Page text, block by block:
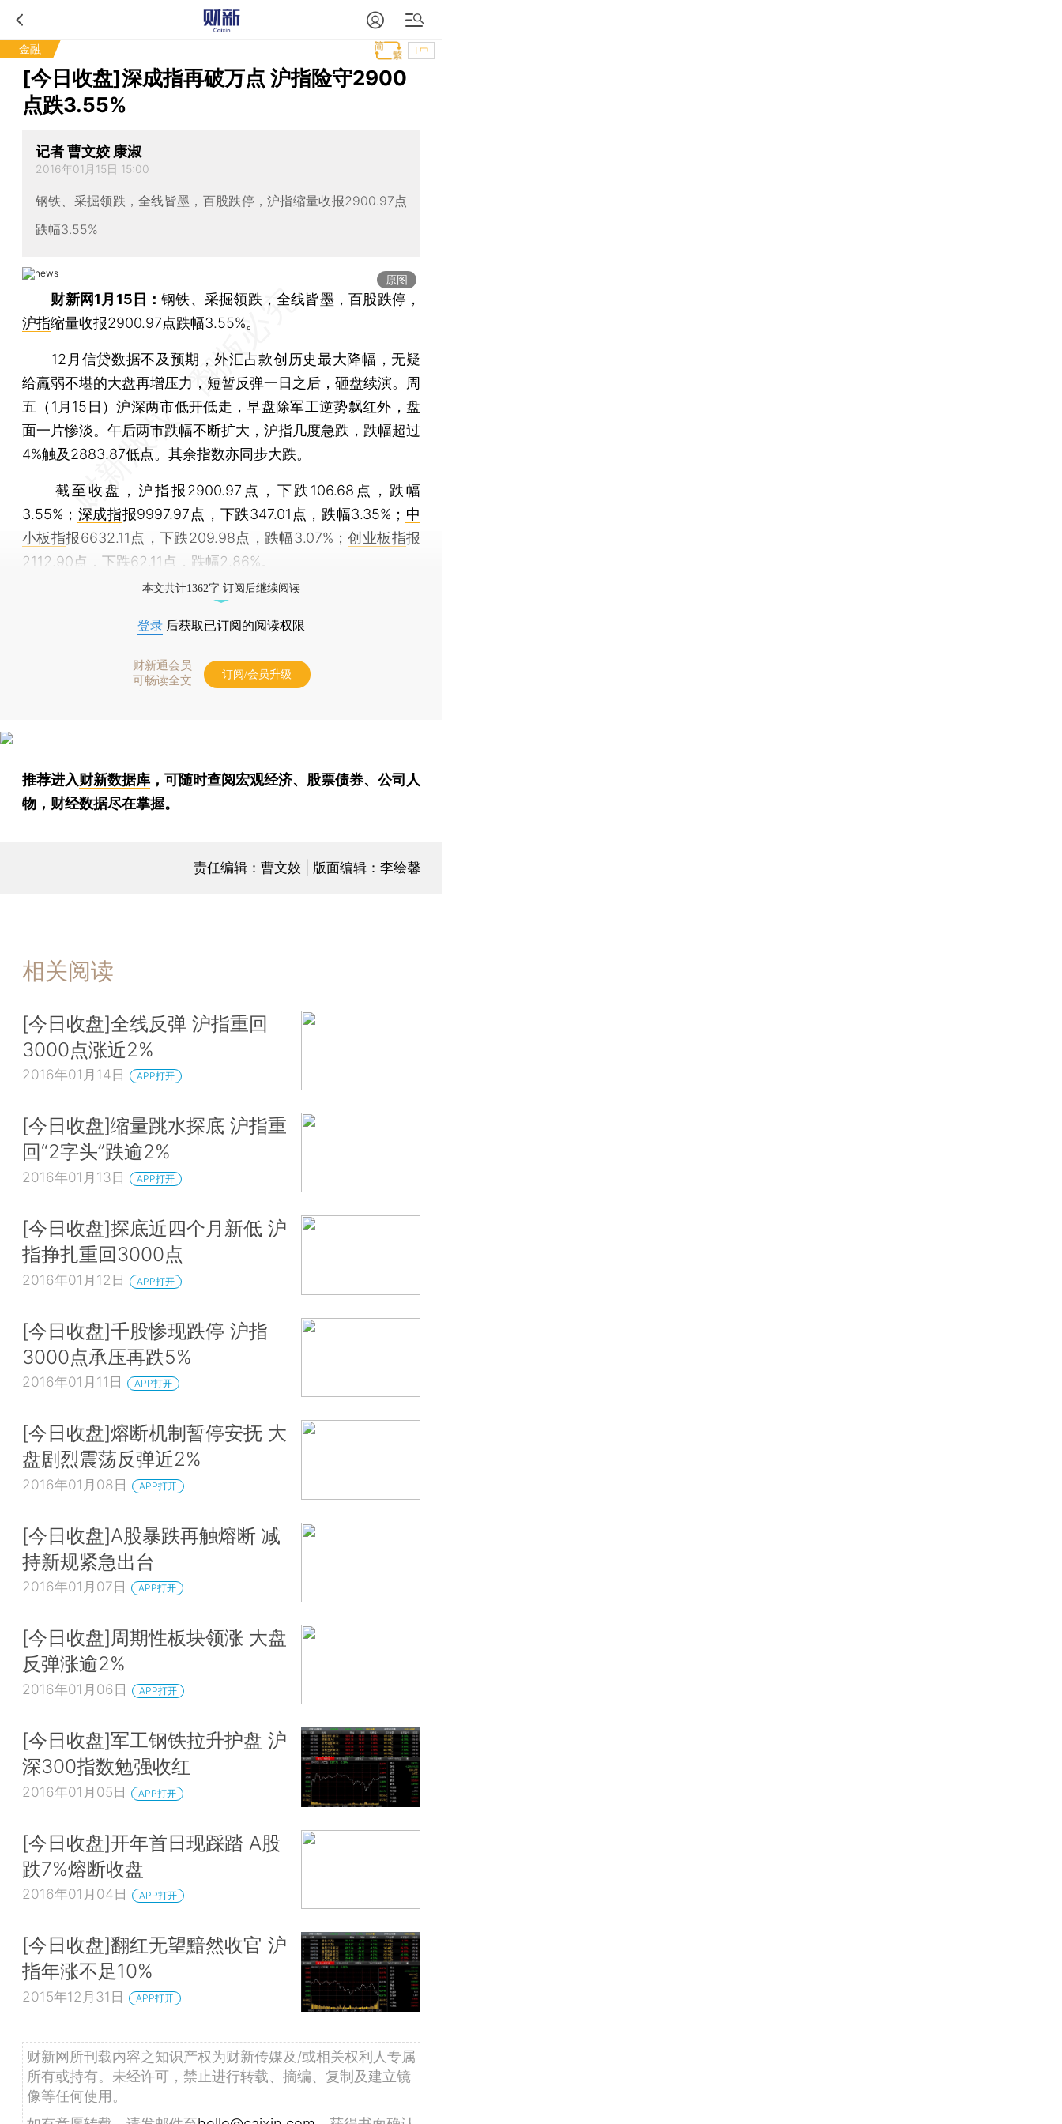
金融 T中
[今日收盘]深成指再破万点 沪指险守2900
点跌3.55%
记者 曹文姣 康淑
2016年01月15日 15:00
钢铁、采掘领跌，全线皆墨，百股跌停，沪指缩量收报2900.97点
跌幅3.55%
原图
财新网1月15日：钢铁、采掘领跌，全线皆墨，百股跌停，
沪指缩量收报2900.97点跌幅3.55%。
12月信贷数据不及预期，外汇占款创历史最大降幅，无疑
给羸弱不堪的大盘再增压力，短暂反弹一日之后，砸盘续演。周
五（1月15日）沪深两市低开低走，早盘除军工逆势飘红外，盘
面一片惨淡。午后两市跌幅不断扩大， 沪指几度急跌，跌幅超过
4%触及2883.87低点。其余指数亦同步大跌。
截至收盘， 沪指报2900.97点，下跌106.68点，跌幅
3.55%； 深成指报9997.97点，下跌347.01点，跌幅3.35%； 中
小板指报6632.11点，下跌209.98点，跌幅3.07%； 创业板指报
2112.90点，下跌62.11点，跌幅2.86%。
本文共计1362字 订阅后继续阅读
登录 后获取已订阅的阅读权限
财新通会员
可畅读全文
订阅/会员升级
推荐进入财新数据库 ，可随时查阅宏观经济、股票债券、公司人
物，财经数据尽在掌握。
责任编辑：曹文姣 | 版面编辑：李绘馨
相关阅读
[今日收盘]全线反弹 沪指重回
3000点涨近2%
2016年01月14日 APP打开
[今日收盘]缩量跳水探底 沪指重
回“2字头”跌逾2%
2016年01月13日 APP打开
[今日收盘]探底近四个月新低 沪
指挣扎重回3000点
2016年01月12日 APP打开
[今日收盘]千股惨现跌停 沪指
3000点承压再跌5%
2016年01月11日 APP打开
[今日收盘]熔断机制暂停安抚 大
盘剧烈震荡反弹近2%
2016年01月08日 APP打开
[今日收盘]A股暴跌再触熔断 减
持新规紧急出台
2016年01月07日 APP打开
[今日收盘]周期性板块领涨 大盘
反弹涨逾2%
2016年01月06日 APP打开
[今日收盘]军工钢铁拉升护盘 沪
深300指数勉强收红
2016年01月05日 APP打开
[今日收盘]开年首日现踩踏 A股
跌7%熔断收盘
2016年01月04日 APP打开
[今日收盘]翻红无望黯然收官 沪
指年涨不足10%
2015年12月31日 APP打开
财新网所刊载内容之知识产权为财新传媒及/或相关权利人专属
所有或持有。未经许可，禁止进行转载、摘编、复制及建立镜
像等任何使用。